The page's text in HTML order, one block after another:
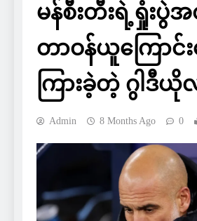
မန်စီးတီးရဲ့ရှုံး
တာဝန်ယူကြောင်း
ကြားခဲ့တဲ့ ဂွါဒီယို
Admin 8 Months Ago 0